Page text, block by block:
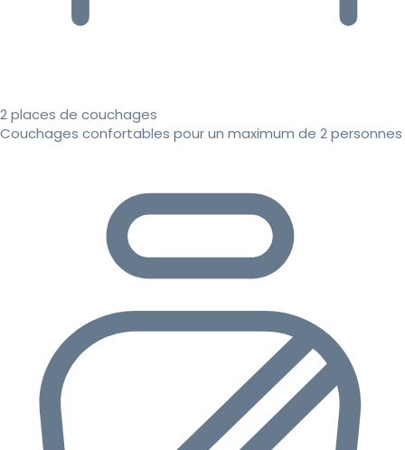
2 places de couchages
Couchages confortables pour un maximum de 2 personnes